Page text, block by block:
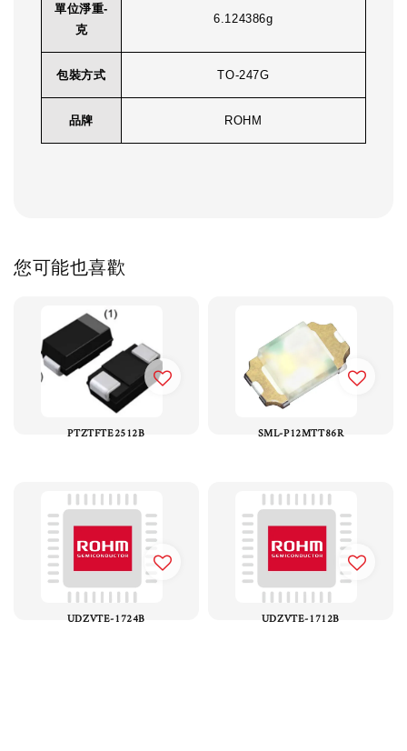
單位淨重-
克
6.124386g
包裝方式 TO-247G
品牌 ROHM
您可能也喜歡
PTZTFTE2512B SML-P12MTT86R
UDZVTE-1724B UDZVTE-1712B